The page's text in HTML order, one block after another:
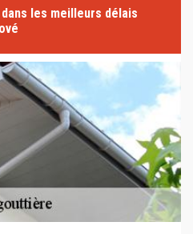
les meilleurs délais